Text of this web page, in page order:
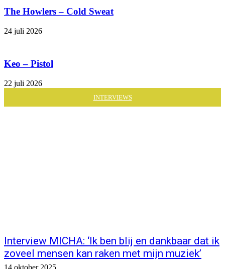
The Howlers – Cold Sweat
24 juli 2026
Keo – Pistol
22 juli 2026
INTERVIEWS
Interview MICHA: ‘Ik ben blij en dankbaar dat ik
zoveel mensen kan raken met mijn muziek’
14 oktober 2025